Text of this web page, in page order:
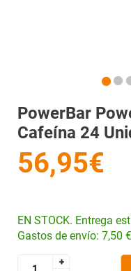
PowerBar
Cafeína 24
56,95€
EN STOCK. Entrega
Gastos de envío: 7,50
+
+